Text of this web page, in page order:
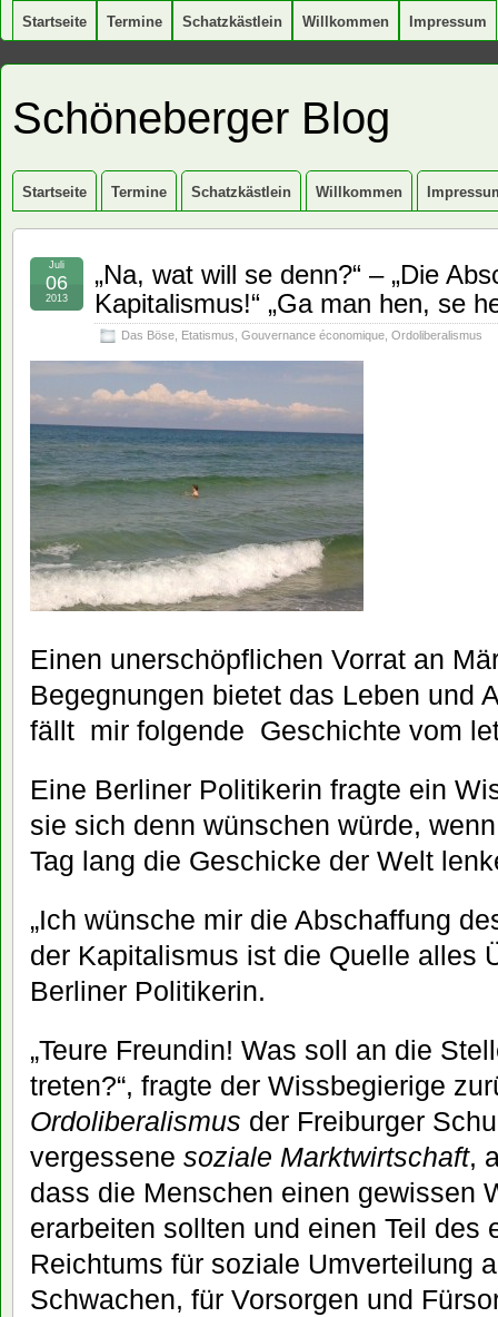
Startseite Termine Schatzkästlein Willkommen Impressum
Schöneberger Blog
Startseite Termine Schatzkästlein Willkommen
„Na, wat will se denn?“ – „Die
Kapitalismus!“ „Ga man hen, se
Das Böse Etatismus Gouvernance économique Ordoliberalismus
Juli
06
2013
Einen unerschöpflichen Vorrat an
Begegnungen bietet das Leben und
fällt mir folgende Geschichte vom
Eine Berliner Politikerin fragte ein
sie sich denn wünschen würde,
Tag lang die Geschicke der Welt
„Ich wünsche mir die Abschaffung
der Kapitalismus ist die Quelle alles
Berliner Politikerin.
„Teure Freundin! Was soll an die
treten?“, fragte der Wissbegierige
Ordoliberalismus der Freiburger
vergessene soziale Marktwirtschaft,
dass die Menschen einen gewissen
erarbeiten sollten und einen Teil des
Reichtums für soziale Umverteilung
Schwachen, für Vorsorgen und